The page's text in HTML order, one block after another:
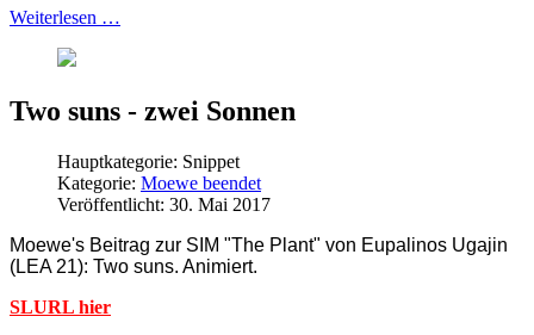
Weiterlesen …
Two suns - zwei Sonnen
Hauptkategorie: Snippet
Kategorie: Moewe beendet
Veröffentlicht: 30. Mai 2017
Moewe's Beitrag zur SIM "The Plant" von Eupalinos Ugajin
(LEA 21): Two suns. Animiert.
SLURL hier